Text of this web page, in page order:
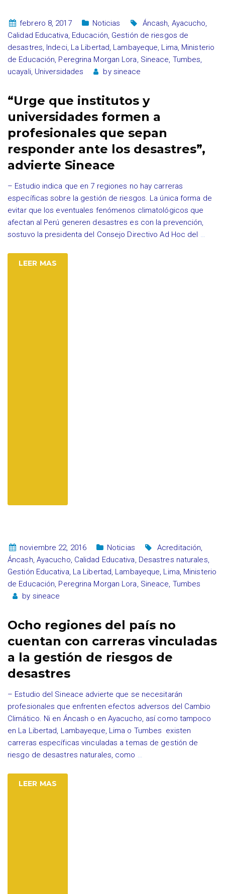
febrero 8, 2017 Noticias Áncash, Ayacucho,
Calidad Educativa, Educación, Gestión de riesgos de
desastres, Indeci, La Libertad, Lambayeque, Lima, Ministerio
de Educación, Peregrina Morgan Lora, Sineace, Tumbes,
ucayali, Universidades by sineace
“Urge que institutos y
universidades formen a
profesionales que sepan
responder ante los desastres”,
advierte Sineace
– Estudio indica que en 7 regiones no hay carreras
específicas sobre la gestión de riesgos. La única forma de
evitar que los eventuales fenómenos climatológicos que
afectan al Perú generen desastres es con la prevención,
sostuvo la presidenta del Consejo Directivo Ad Hoc del …
LEER MAS
noviembre 22, 2016 Noticias Acreditación,
Áncash, Ayacucho, Calidad Educativa, Desastres naturales,
Gestión Educativa, La Libertad, Lambayeque, Lima, Ministerio
de Educación, Peregrina Morgan Lora, Sineace, Tumbes
by sineace
Ocho regiones del país no
cuentan con carreras vinculadas
a la gestión de riesgos de
desastres
– Estudio del Sineace advierte que se necesitarán
profesionales que enfrenten efectos adversos del Cambio
Climático. Ni en Áncash o en Ayacucho, así como tampoco
en La Libertad, Lambayeque, Lima o Tumbes existen
carreras específicas vinculadas a temas de gestión de
riesgo de desastres naturales, como …
LEER MAS